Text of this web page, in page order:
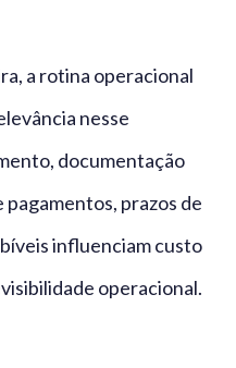
a rotina operacional
nesse
documentação
prazos de
influenciam custo
operacional.